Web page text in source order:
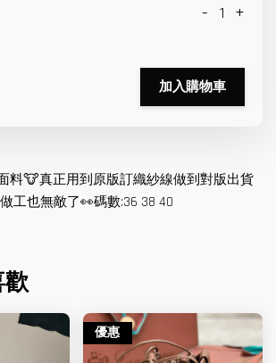
- +
加入購物車
料🐮真正用到原版訂織紗線做到對版出貨
工也無敵了👀碼數:36 38 40
優惠